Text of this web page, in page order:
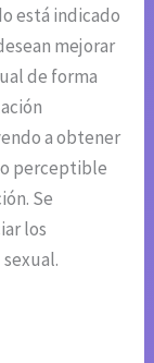
está indicado
mejorar
de forma
a obtener
perceptible
Se
los